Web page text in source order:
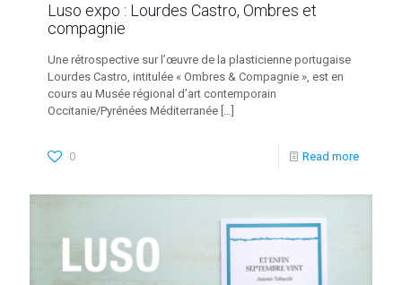
Luso expo : Lourdes Castro, Ombres et
compagnie
Une rétrospective sur l’œuvre de la plasticienne portugaise
Lourdes Castro, intitulée « Ombres & Compagnie », est en
cours au Musée régional d’art contemporain
Occitanie/Pyrénées Méditerranée […]
0 Read more